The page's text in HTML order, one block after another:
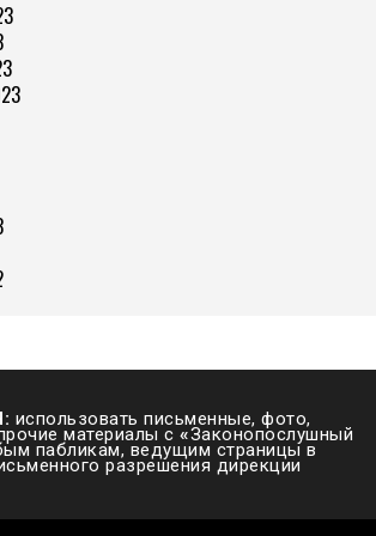
использовать письменные, фото,
материалы с «Законопослушный
пабликам, ведущим страницы в
разрешения дирекции